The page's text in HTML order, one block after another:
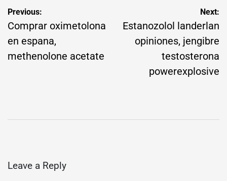
Post
navigation
Previous:
Comprar oximetolona
en espana,
methenolone acetate
Next:
Estanozolol landerlan
opiniones, jengibre
testosterona
powerexplosive
Leave a Reply